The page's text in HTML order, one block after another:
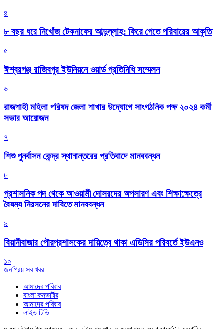
৪
৮ বছর ধরে নিখোঁজ টেকনাফের আব্দুল্লাহ: ফিরে পেতে পরিবারের আকুতি
৫
ঈশ্বরগঞ্জ রাজিবপুর ইউনিয়নে ওয়ার্ড প্রতিনিধি সম্মেলন
৬
রাজশাহী মহিলা পরিষদ জেলা শাখার উদ্যোগে সাংগঠনিক পক্ষ ২০২৪ কর্মী
সভার আয়োজন
৭
শিশু পুনর্বাসন কেন্দ্র স্থানান্তরের প্রতিবাদে মানববন্ধন
৮
প্রশাসনিক পদ থেকে আওয়ামী দোসরদের অপসারণ এবং শিক্ষাক্ষেত্রে
বৈষম্য নিরসনের দাবিতে মানববন্ধন
৯
বিয়ানীবাজার পৌরপ্রশাসকের দায়িত্বে থাকা এডিসির পরিবর্তে ইউএনও
১০
জনপ্রিয় সব খবর
আমাদের পরিবার
বাংলা কনভার্টার
আমাদের পরিবার
লাইভ টিভি